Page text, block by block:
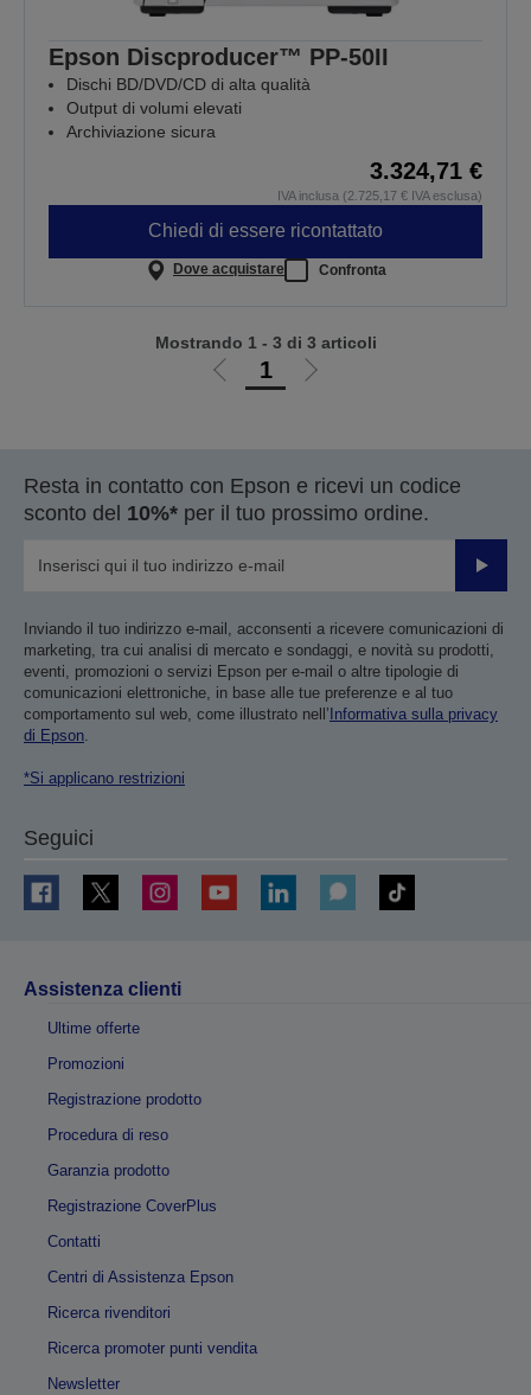
Epson Discproducer™ PP-50II
Dischi BD/DVD/CD di alta qualità
Output di volumi elevati
Archiviazione sicura
3.324,71 €
IVA inclusa (2.725,17 € IVA esclusa)
Chiedi di essere ricontattato
Dove acquistare Confronta
Vai
1
Vai
Mostrando 1 - 3 di 3 articoli
Resta in contatto con Epson e ricevi un codice
sconto del 10%* per il tuo prossimo ordine.
Invia
Inviando il tuo indirizzo e-mail, acconsenti a ricevere comunicazioni di
marketing, tra cui analisi di mercato e sondaggi, e novità su prodotti,
eventi, promozioni o servizi Epson per e-mail o altre tipologie di
comunicazioni elettroniche, in base alle tue preferenze e al tuo
comportamento sul web, come illustrato nell’Informativa sulla privacy
di Epson
*Si applicano restrizioni
Seguici
Assistenza clienti
Ultime offerte
Promozioni
Registrazione prodotto
Procedura di reso
Garanzia prodotto
Registrazione CoverPlus
Contatti
Centri di Assistenza Epson
Ricerca rivenditori
Ricerca promoter punti vendita
Newsletter